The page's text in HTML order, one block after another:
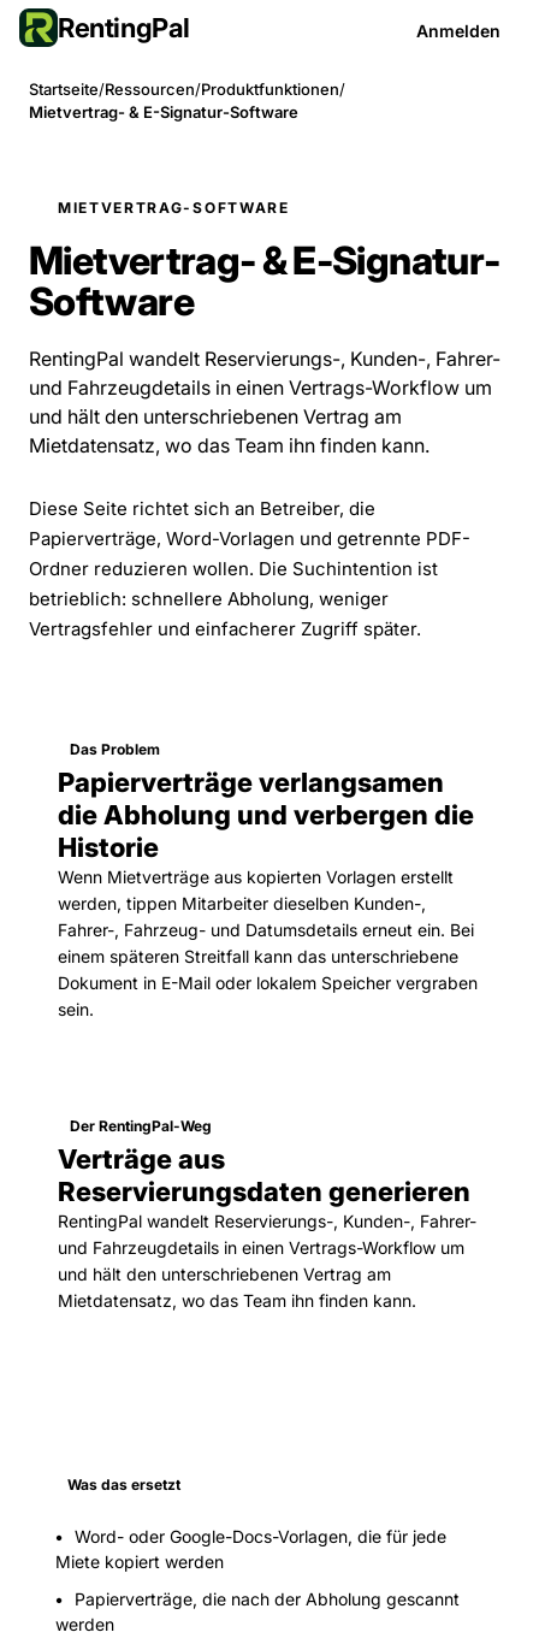
RentingPal Anmelden
Startseite/Ressourcen/Produktfunktionen/
Mietvertrag- & E-Signatur-Software
MIETVERTRAG-SOFTWARE
Mietvertrag- & E-Signatur-
Software
RentingPal wandelt Reservierungs-, Kunden-, Fahrer-
und Fahrzeugdetails in einen Vertrags-Workflow um
und hält den unterschriebenen Vertrag am
Mietdatensatz, wo das Team ihn finden kann.
Diese Seite richtet sich an Betreiber, die
Papierverträge, Word-Vorlagen und getrennte PDF-
Ordner reduzieren wollen. Die Suchintention ist
betrieblich: schnellere Abholung, weniger
Vertragsfehler und einfacherer Zugriff später.
Das Problem
Papierverträge verlangsamen
die Abholung und verbergen die
Historie
Wenn Mietverträge aus kopierten Vorlagen erstellt
werden, tippen Mitarbeiter dieselben Kunden-,
Fahrer-, Fahrzeug- und Datumsdetails erneut ein. Bei
einem späteren Streitfall kann das unterschriebene
Dokument in E-Mail oder lokalem Speicher vergraben
sein.
Der RentingPal-Weg
Verträge aus
Reservierungsdaten generieren
RentingPal wandelt Reservierungs-, Kunden-, Fahrer-
und Fahrzeugdetails in einen Vertrags-Workflow um
und hält den unterschriebenen Vertrag am
Mietdatensatz, wo das Team ihn finden kann.
Was das ersetzt
Word- oder Google-Docs-Vorlagen, die für jede
Miete kopiert werden
Papierverträge, die nach der Abholung gescannt
werden